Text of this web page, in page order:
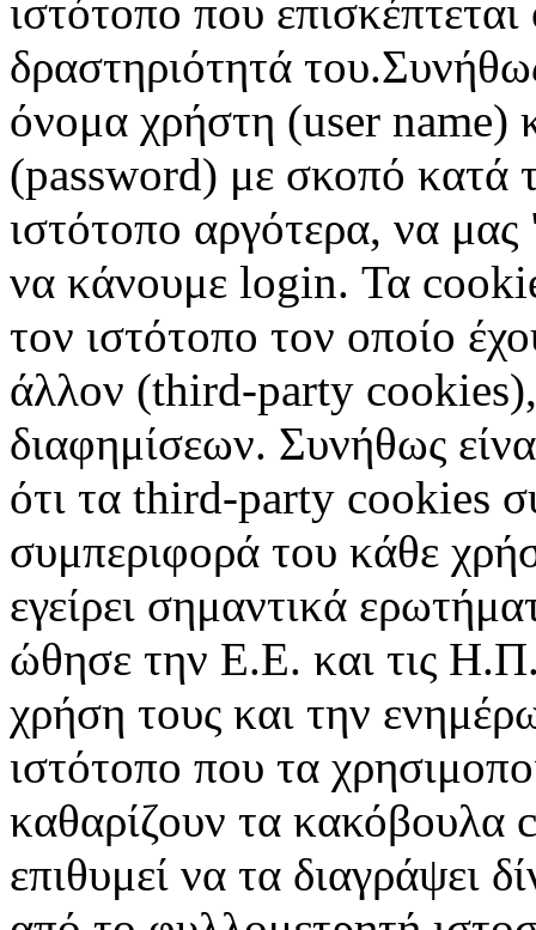
ιστότοπο που
δραστηριότητά
όνομα χρήστη (user name)
(password) με σκοπό κατά
ιστότοπο αργότερα, να μας
να κάνουμε login. Τα
τον ιστότοπο τον οποίο
άλλον (third-party
διαφημίσεων. Συνήθως
ότι τα third-party cookies
συμπεριφορά του κάθε
εγείρει σημαντικά
ώθησε την Ε.Ε. και τις
χρήση τους και την
ιστότοπο που τα
καθαρίζουν τα κακόβουλα
επιθυμεί να τα διαγράψει